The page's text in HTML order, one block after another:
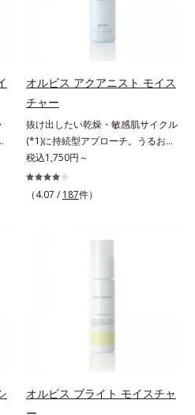
オルビス アクアニスト モイス
チャー
抜け出したい乾燥・敏感肌サイクル
(*1)に持続型アプローチ。うるおい
を追求した敏感肌用保湿スキンケア
(*2)。うるおいを逃し、刺激を受け
やすい角層の“乾燥敏感スランプ
望の敏感肌用保湿スキンケアライン
異物として排出されにくく、肌にと
どまってうるおいを蓄えてくれま
す。刺激を受けやすくなった角層を
指します。無油分・無着色・無香
税込1,750円～
（4.07 / 187件）
オルビス ブライト モイスチャ